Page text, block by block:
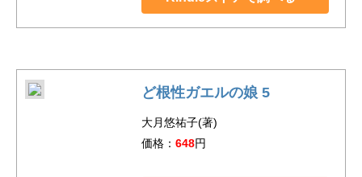
ど根性ガエルの娘 5
大月悠祐子(著)
価格： 648円